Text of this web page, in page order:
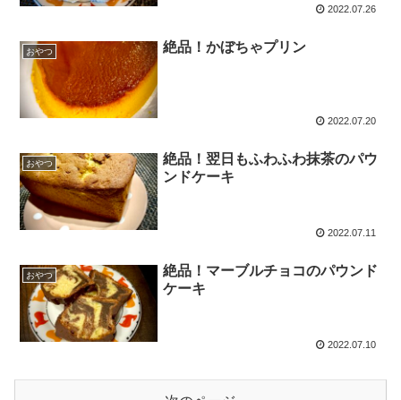
2022.07.26
おやつ 絶品！かぼちゃプリン
2022.07.20
おやつ
絶品！翌日もふわふわ抹茶のパウ
ンドケーキ
2022.07.11
おやつ
絶品！マーブルチョコのパウンド
ケーキ
2022.07.10